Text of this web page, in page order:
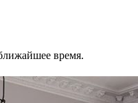
время.